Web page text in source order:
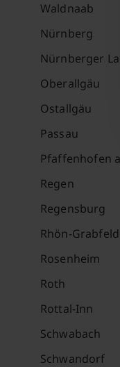
Waldnaab
Nürnberg
Nürnberger
Oberallgäu
Ostallgäu
Passau
Pfaffenhofen
Regen
Regensburg
Rhön-Grabfeld
Rosenheim
Roth
Rottal-Inn
Schwabach
Schwandorf